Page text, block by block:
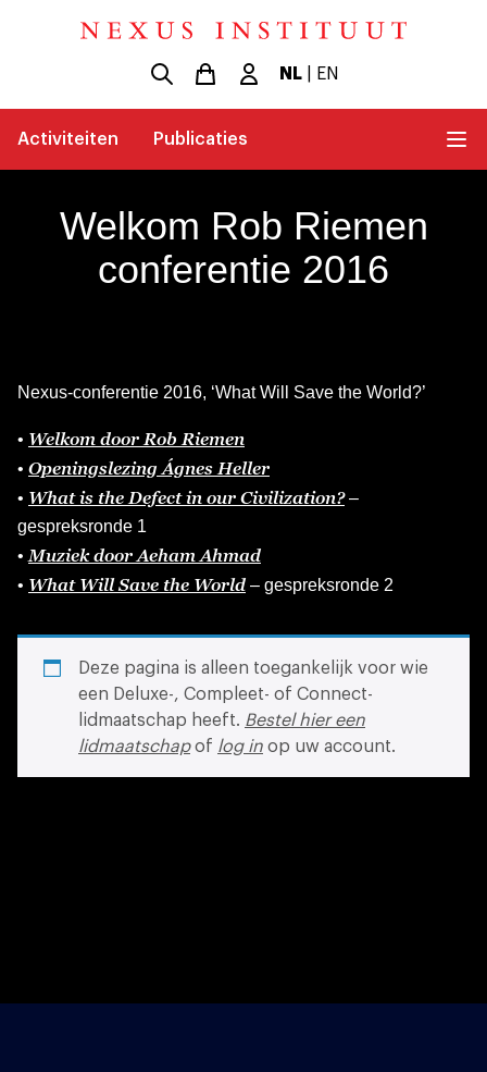
NL| EN
Activiteiten Publicaties
Welkom Rob Riemen
conferentie 2016
Nexus-conferentie 2016, ‘What Will Save the World?’
• Welkom door Rob Riemen
• Openingslezing Ágnes Heller
• What is the Defect in our Civilization?–
gespreksronde 1
• Muziek door Aeham Ahmad
• What Will Save the World – gespreksronde 2
Deze pagina is alleen toegankelijk voor wie
een Deluxe-, Compleet- of Connect-
lidmaatschap heeft. Bestel hier een
lidmaatschapof log in op uw account.